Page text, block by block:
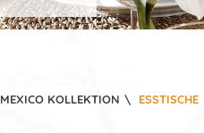
MEXICO KOLLEKTION \ ESSTISCHE